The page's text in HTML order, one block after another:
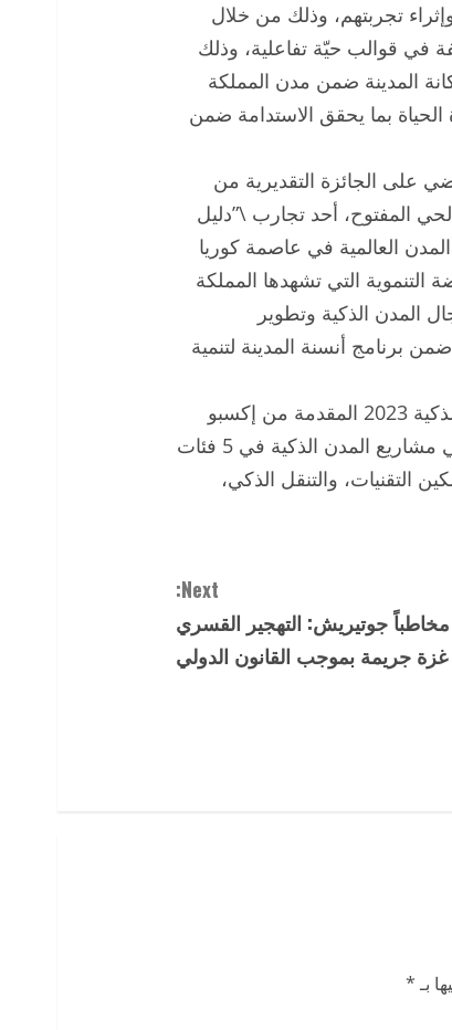
تجربتهم، وذلك من خلال
يوميًا عبر 8 فئات مختلفة في قوالب حيّة تفاعلية، وذلك
المدينة ضمن مدن المملكة
الحياة بما يحقق الاستدامة ضمن
على الجائزة التقديرية من
المفتوح، أحد تجارب \”دليل
العالمية في عاصمة كوريا
التنموية التي تشهدها المملكة
المدن الذكية وتطوير
برنامج أنسنة المدينة لتنمية
يُذكر أن جوائز مشاريع التحول الرقمي العالمية للمدن الذكية 2023 المقدمة من إكسبو
شنغهاي للمدن الذكية تقدم لمدن العالم حلولاً مبتكرة في مشاريع المدن الذكية في 5 فئات
التقنيات، والتنقل الذكي،
Next:
مخاطباً جوتيريش: التهجير القسري
جريمة بموجب القانون الدولي
بـ*